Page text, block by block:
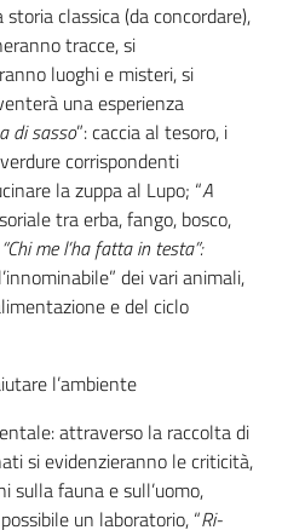
classica (da concordare),
tracce, si
luoghi e misteri, si
una esperienza
di sasso”: caccia al tesoro, i
corrispondenti
la zuppa al Lupo; “A
tra erba, fango, bosco,
“Chi me l’ha fatta in testa”:
dei vari animali,
e del ciclo
l’ambiente
attraverso la raccolta di
si evidenzieranno le criticità,
sulla fauna e sull’uomo,
un laboratorio, “Ri-